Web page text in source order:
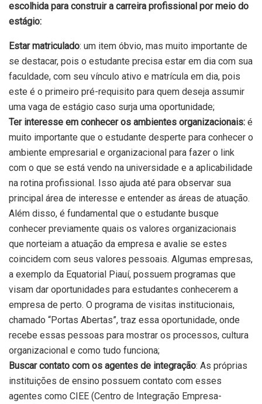
escolhida para construir a carreira profissional por meio do
estágio:
Estar matriculado: um item óbvio, mas muito importante de
se destacar, pois o estudante precisa estar em dia com sua
faculdade, com seu vínculo ativo e matrícula em dia, pois
este é o primeiro pré-requisito para quem deseja assumir
uma vaga de estágio caso surja uma oportunidade;
Ter interesse em conhecer os ambientes organizacionais: é
muito importante que o estudante desperte para conhecer o
ambiente empresarial e organizacional para fazer o link
com o que se está vendo na universidade e a aplicabilidade
na rotina profissional. Isso ajuda até para observar sua
principal área de interesse e entender as áreas de atuação.
Além disso, é fundamental que o estudante busque
conhecer previamente quais os valores organizacionais
que norteiam a atuação da empresa e avalie se estes
coincidem com seus valores pessoais. Algumas empresas,
a exemplo da Equatorial Piauí, possuem programas que
visam dar oportunidades para estudantes conhecerem a
empresa de perto. O programa de visitas institucionais,
chamado “Portas Abertas”, traz essa oportunidade, onde
recebe essas pessoas para mostrar os processos, cultura
organizacional e como tudo funciona;
Buscar contato com os agentes de integração: As próprias
instituições de ensino possuem contato com esses
agentes como CIEE (Centro de Integração Empresa-